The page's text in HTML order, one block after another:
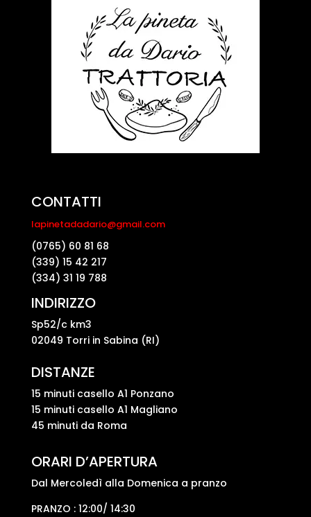
CONTATTI
lapinetadadario@gmail.com
(0765) 60 81 68
(339) 15 42 217
(334) 31 19 788
INDIRIZZO
Sp52/c km3
02049 Torri in Sabina (RI)
DISTANZE
15 minuti casello A1 Ponzano
15 minuti casello A1 Magliano
45 minuti da Roma
ORARI D’APERTURA
Dal Mercoledì alla Domenica a pranzo
PRANZO : 12:00/ 14:30